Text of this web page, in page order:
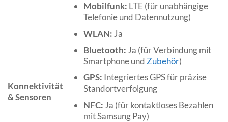
Konnektivität
& Sensoren
Mobilfunk: LTE (für unabhängige
Telefonie und Datennutzung)
WLAN: Ja
Bluetooth: Ja (für Verbindung mit
Smartphone und Zubehör)
GPS: Integriertes GPS für präzise
Standortverfolgung
NFC: Ja (für kontaktloses Bezahlen
mit Samsung Pay)